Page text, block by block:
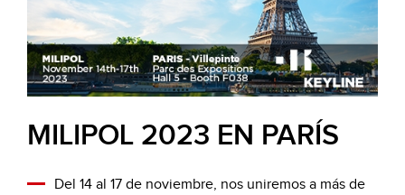
MILIPOL 2023 EN PARÍS
Del 14 al 17 de noviembre, nos uniremos a más de